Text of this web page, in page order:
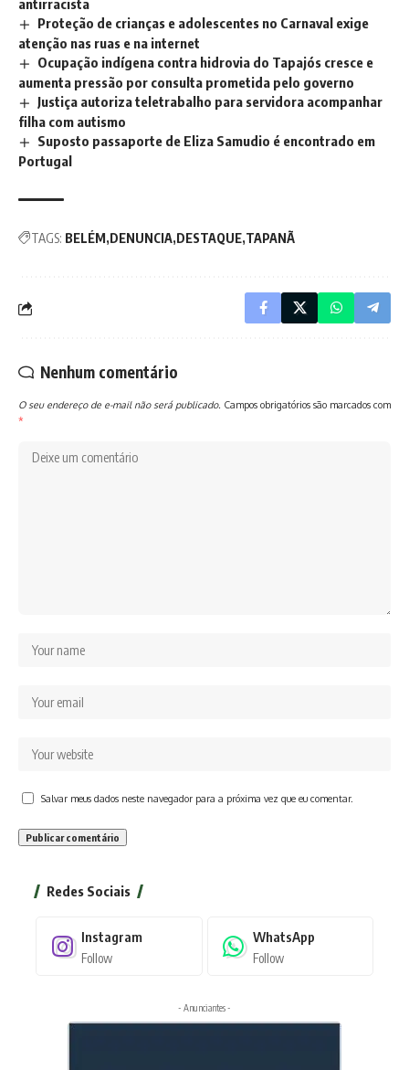
antirracista
Proteção de crianças e adolescentes no Carnaval exige
atenção nas ruas e na internet
Ocupação indígena contra hidrovia do Tapajós cresce e
aumenta pressão por consulta prometida pelo governo
Justiça autoriza teletrabalho para servidora acompanhar
filha com autismo
Suposto passaporte de Eliza Samudio é encontrado em
Portugal
TAGS: BELÉM DENUNCIA DESTAQUE TAPANÃ
Nenhum comentário
O seu endereço de e-mail não será publicado. Campos obrigatórios são marcados com
*
Salvar meus dados neste navegador para a próxima vez que eu comentar.
Redes Sociais
Instagram
Follow
WhatsApp
Follow
- Anunciantes -